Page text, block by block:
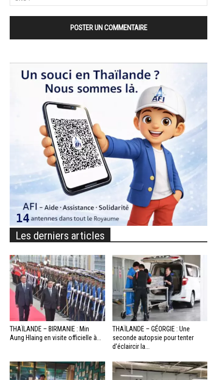
Les derniers articles
THAÏLANDE – BIRMANIE : Min
Aung Hlaing en visite officielle à...
THAÏLANDE – GÉORGIE : Une
seconde autopsie pour tenter
d’éclaircir la...